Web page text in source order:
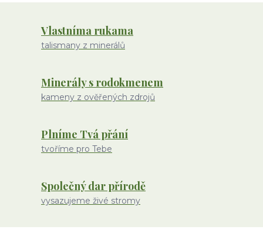
Vlastníma rukama
talismany z minerálů
Minerály s rodokmenem
kameny z ověřených zdrojů
Plníme Tvá přání
tvoříme pro Tebe
Společný dar přírodě
vysazujeme živé stromy